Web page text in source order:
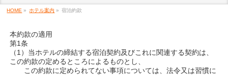
HOME » ホテル案内 » 宿泊約款
本約款の適用
第1条
（1）当ホテルの締結する宿泊契約及びこれに関連する契約は、
この約款の定めるところによるものとし、
この約款に定められてない事項については、法令又は習慣に